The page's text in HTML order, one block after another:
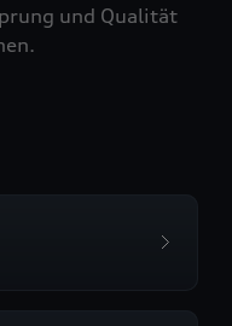
und Qualität